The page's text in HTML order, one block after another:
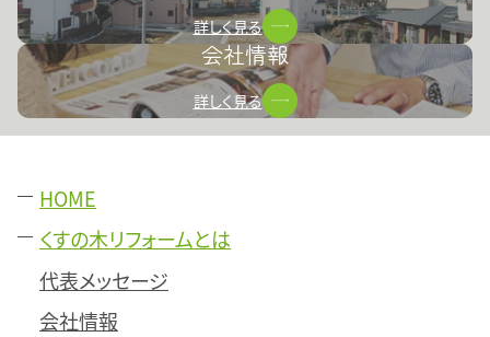
詳しく見る
会社情報
詳しく見る
HOME
くすの木リフォームとは
代表メッセージ
会社情報